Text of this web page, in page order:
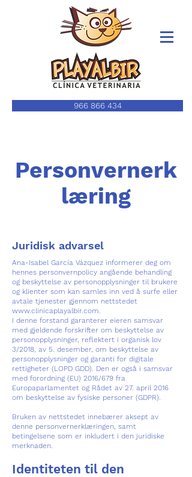
966 866 434
Personvernerk
læring
Juridisk advarsel
Ana-Isabel García Vázquez informerer deg om
hennes personvernpolicy angående behandling
og beskyttelse av personopplysninger til brukere
og klienter som kan samles inn ved å surfe eller
avtale tjenester gjennom nettstedet
www.clinicaplayalbir.com.
I denne forstand garanterer eieren samsvar
med gjeldende forskrifter om beskyttelse av
personopplysninger, reflektert i organisk lov
3/2018, av 5. desember, om beskyttelse av
personopplysninger og garanti for digitale
rettigheter (LOPD GDD). Den er også i samsvar
med forordning (EU) 2016/679 fra
Europaparlamentet og Rådet av 27. april 2016
om beskyttelse av fysiske personer (GDPR).
Bruken av nettstedet innebærer aksept av
denne personvernerklæringen, samt
betingelsene som er inkludert i den juridiske
merknaden.
Identiteten til den